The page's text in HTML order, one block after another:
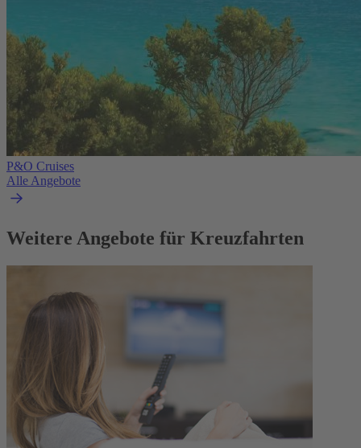
P&O Cruises
Alle Angebote
Weitere Angebote für Kreuzfahrten